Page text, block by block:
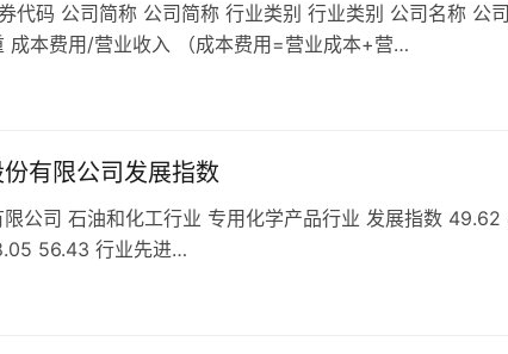
代码 公司简称 公司简称 行业类别 行业类别 公司名称 公
成本费用/营业收入 （成本费用=营业成本+营…
有限公司发展指数
限公司 石油和化工行业 专用化学产品行业 发展指数
56.43 行业先进…